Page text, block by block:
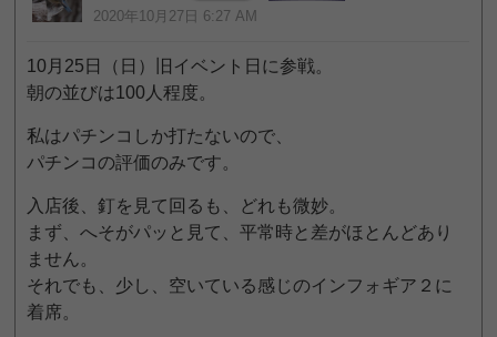
2020年10月27日 6:27 AM
10月25日（日）旧イベント日に参戦。
朝の並びは100人程度。
私はパチンコしか打たないので、
パチンコの評価のみです。
入店後、釘を見て回るも、どれも微妙。
まず、へそがパッと見て、平常時と差がほとんどあり
ません。
それでも、少し、空いている感じのインフォギア２に
着席。